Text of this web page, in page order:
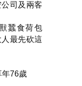
司及兩客
蠶食荷包
最先砍這
年76歲